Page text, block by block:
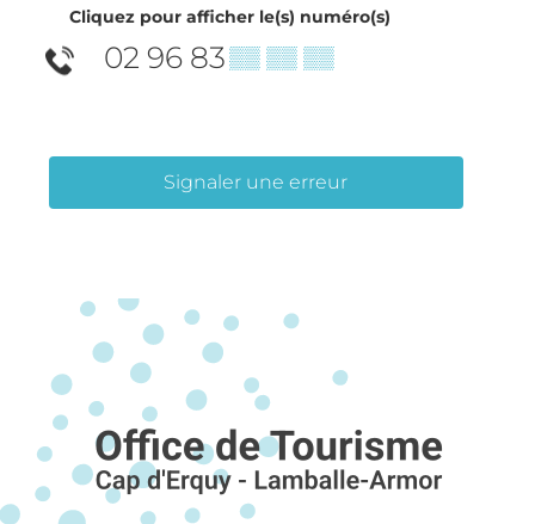
Cliquez pour afficher le(s) numéro(s)
02 96 83▒▒ ▒▒ ▒▒
Signaler une erreur